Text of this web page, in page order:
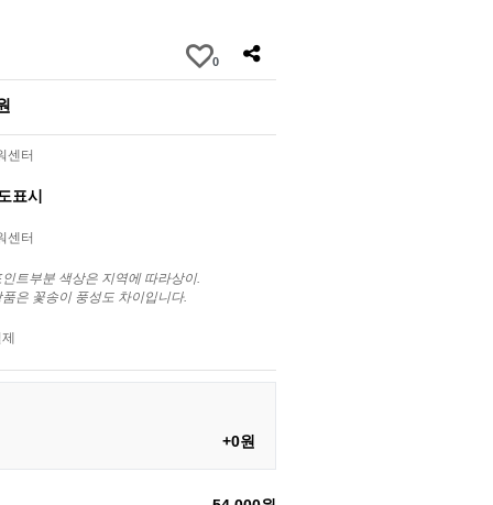
0
센터
표시
센터
트부분 색상은 지역에 따라상이.
은 꽃송이 풍성도 차이입니다.
+0원